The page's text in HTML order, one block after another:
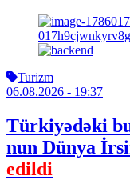
Turizm
06.08.2026 - 19:37
Türkiyədəki
nun Dünya
edildi